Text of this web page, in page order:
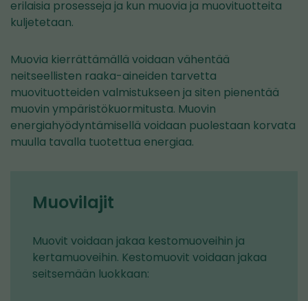
erilaisia prosesseja ja kun muovia ja muovituotteita
kuljetetaan.
Muovia kierrättämällä voidaan vähentää
neitseellisten raaka-aineiden tarvetta
muovituotteiden valmistukseen ja siten pienentää
muovin ympäristökuormitusta. Muovin
energiahyödyntämisellä voidaan puolestaan korvata
muulla tavalla tuotettua energiaa.
Muovilajit
Muovit voidaan jakaa kestomuoveihin ja
kertamuoveihin. Kestomuovit voidaan jakaa
seitsemään luokkaan: